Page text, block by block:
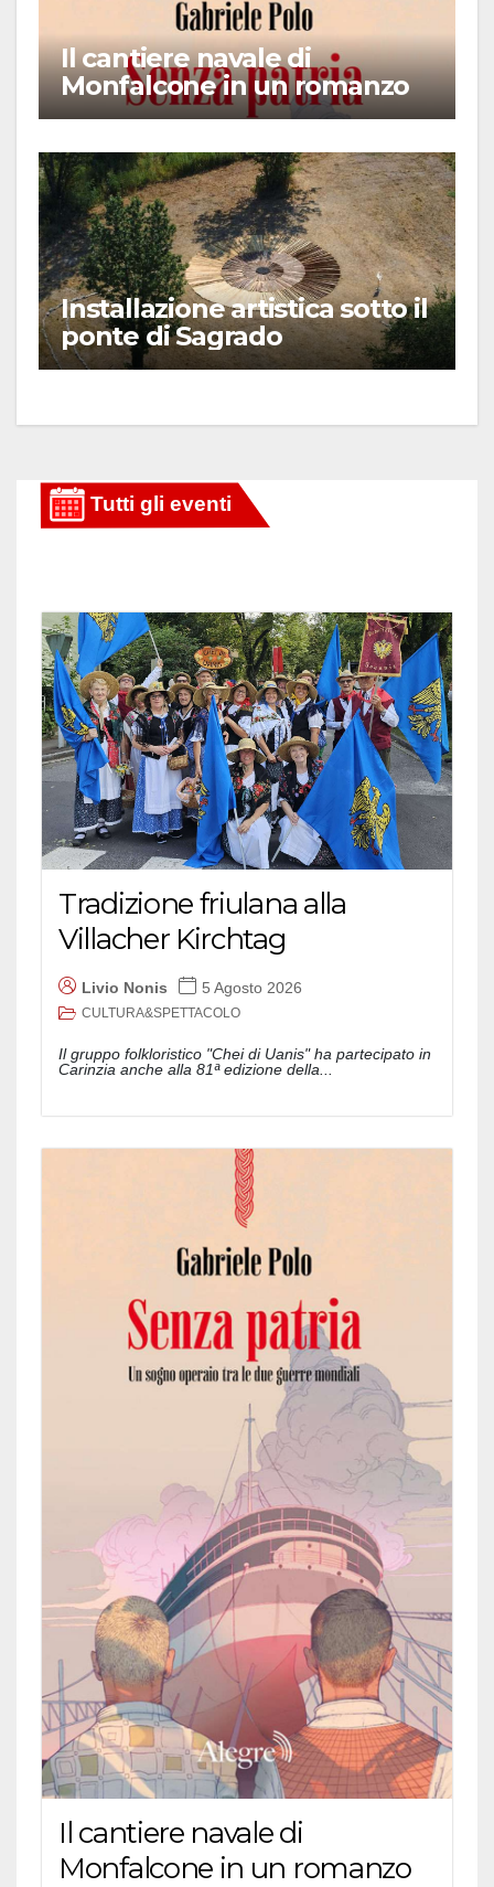
Il cantiere navale di
Monfalcone in un romanzo
Installazione artistica sotto il
ponte di Sagrado
Tradizione friulana alla
Villacher Kirchtag
Livio Nonis 5 Agosto 2026
CULTURA&SPETTACOLO
Il gruppo folkloristico "Chei di Uanis" ha partecipato in
Carinzia anche alla 81ª edizione della...
Il cantiere navale di
Monfalcone in un romanzo